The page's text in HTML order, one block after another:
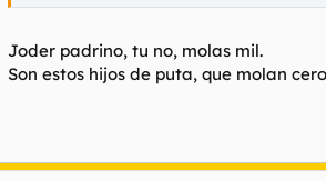
Joder padrino, tu no, molas mil.
Son estos hijos de puta, que molan